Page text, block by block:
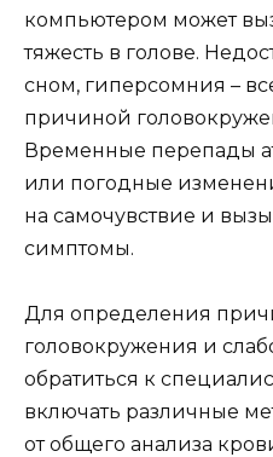
компьютером может
тяжесть в голове.
сном, гиперсомния –
причиной
Временные перепады
или погодные
на самочувствие и
симптомы.
Для определения
головокружения и
обратиться к
включать различные
от общего анализа